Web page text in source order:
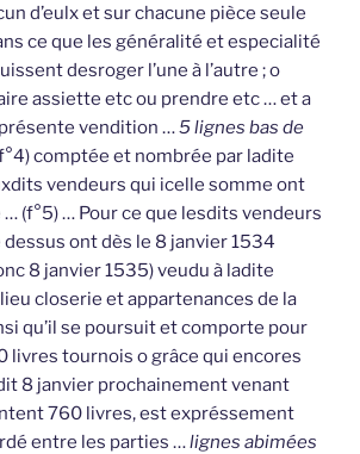
d’eulx et sur chacune pièce seule
ce que les généralité et especialité
desroger l’une à l’autre ; o
assiette etc ou prendre etc … et a
vendition …5 lignes bas de
comptée et nombrée par ladite
vendeurs qui icelle somme ont
(f°5) … Pour ce que lesdits vendeurs
ont dès le 8 janvier 1534
8 janvier 1535) veudu à ladite
closerie et appartenances de la
qu’il se poursuit et comporte pour
livres tournois o grâce qui encores
8 janvier prochainement venant
760 livres, est expréssement
entre les parties …lignes abimées